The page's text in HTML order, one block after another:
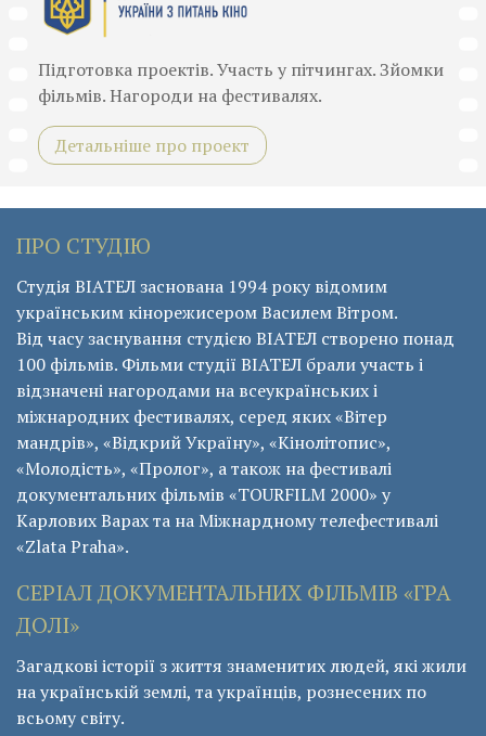
Підготовка проектів. Участь у пітчингах. Зйомки
фільмів. Нагороди на фестивалях.
Детальніше про проект
ПРО СТУДІЮ
Студія ВІАТЕЛ заснована 1994 року відомим
українським кінорежисером Василем Вітром.
Від часу заснування студією ВІАТЕЛ створено понад
100 фільмів. Фільми студії ВІАТЕЛ брали участь і
відзначені нагородами на всеукраїнських і
міжнародних фестивалях, серед яких «Вітер
мандрів», «Відкрий Україну», «Кінолітопис»,
«Молодість», «Пролог», а також на фестивалі
документальних фільмів «ТОURFILM 2000» у
Карлових Варах та на Міжнардному телефестивалі
«Zlata Praha».
СЕРІАЛ ДОКУМЕНТАЛЬНИХ ФІЛЬМІВ «ГРА
ДОЛІ»
Загадкові історії з життя знаменитих людей, які жили
на українській землі, та українців, рознесених по
всьому світу.